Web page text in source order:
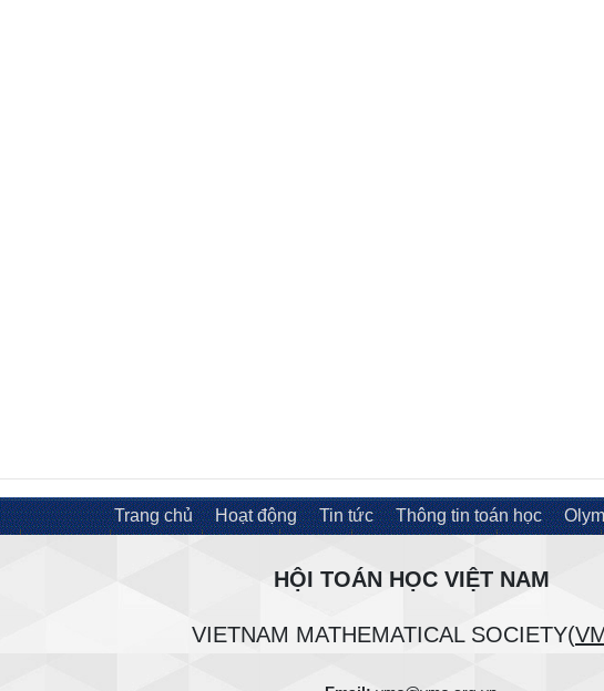
Trang chủ Hoạt động Tin tức Thông tin toán học
HỘI TOÁN HỌC VIỆT NAM
VIETNAM MATHEMATICAL SOCIETY(